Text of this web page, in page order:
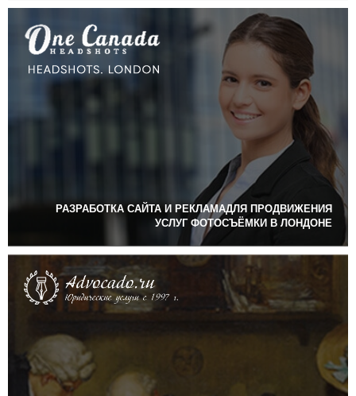
РАЗРАБОТКА САЙТА И РЕКЛАМАДЛЯ ПРОДВИЖЕНИЯ
УСЛУГ ФОТОСЪЁМКИ В ЛОНДОНЕ